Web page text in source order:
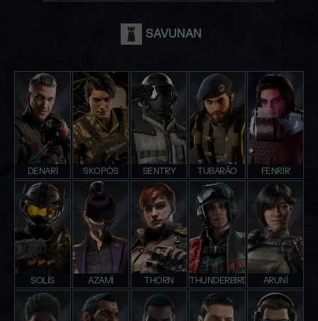
SAVUNAN
DENARI SKOPÓS SENTRY TUBARÃO FENRIR
SOLIS AZAMI THORN THUNDERBIRD ARUNI